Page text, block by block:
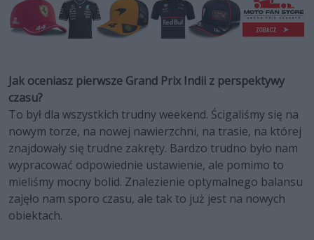
Jak oceniasz pierwsze Grand Prix Indii z perspektywy
czasu?
To był dla wszystkich trudny weekend. Ścigaliśmy się na
nowym torze, na nowej nawierzchni, na trasie, na której
znajdowały się trudne zakręty. Bardzo trudno było nam
wypracować odpowiednie ustawienie, ale pomimo to
mieliśmy mocny bolid. Znalezienie optymalnego balansu
zajęło nam sporo czasu, ale tak to już jest na nowych
obiektach.